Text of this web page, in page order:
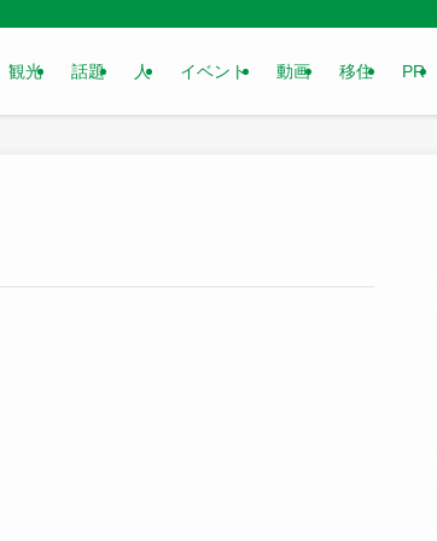
観光 話題 人 イベント 動画 移住 PR